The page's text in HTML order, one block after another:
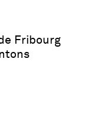
Fribourg